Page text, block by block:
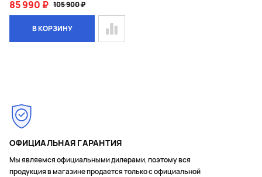
85 990 ₽ 105 900 ₽
В КОРЗИНУ
ОФИЦИАЛЬНАЯ ГАРАНТИЯ
Мы являемся официальными дилерами, поэтому вся
продукция в магазине продается только с официальной